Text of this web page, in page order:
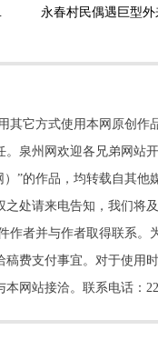
它方式使用本网原创作
泉州网欢迎各兄弟网站开
”的作品，均转载自其
处请来电告知，我们将及
者并与作者取得联系。
费支付事宜。对于使用
网站接洽。联系电话：